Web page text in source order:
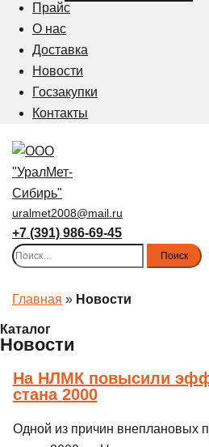
Прайс
О нас
Доставка
Новости
Госзакупки
Контакты
uralmet2008@mail.ru
+7 (391) 986-69-45
Найти:
Главная » Новости
Каталог
Новости
На НЛМК повысили
стана 2000
Одной из причин внеплановых